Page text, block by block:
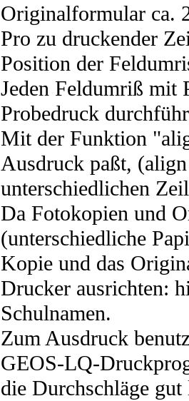
Originalformular ca.
Pro zu druckender
Position der
Jeden Feldumriß mit
Probedruck
Mit der Funktion
Ausdruck paßt,
unterschiedlichen
Da Fotokopien und
(unterschiedliche
Kopie und das
Drucker ausrichten:
Schulnamen.
Zum Ausdruck
GEOS-LQ-
die Durchschläge gut